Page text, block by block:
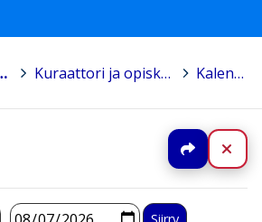
> Kuraattori ja opiskeluhuolto > Kalenteri
Jaa